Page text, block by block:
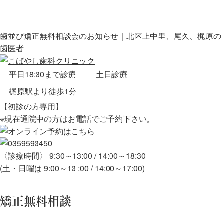
歯並び矯正無料相談会のお知らせ｜北区上中里、尾久、梶原の
歯医者
平日18:30まで診療
土日診療
梶原駅より徒歩1分
【初診の方専用】
※現在通院中の方はお電話でご予約下さい。
〈診療時間〉 9:30～13:00 / 14:00～18:30
(土・日曜は 9:00～13 :00 / 14:00～17:00)
矯正無料相談